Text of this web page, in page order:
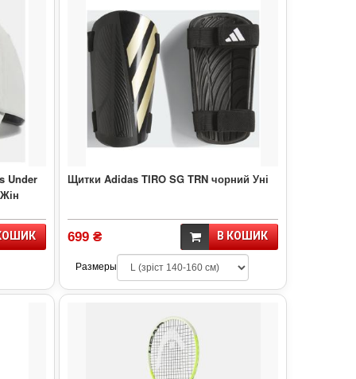
Under
Щитки Adidas TIRO SG TRN чорний Уні
699 ₴ В КОШИК
Размеры